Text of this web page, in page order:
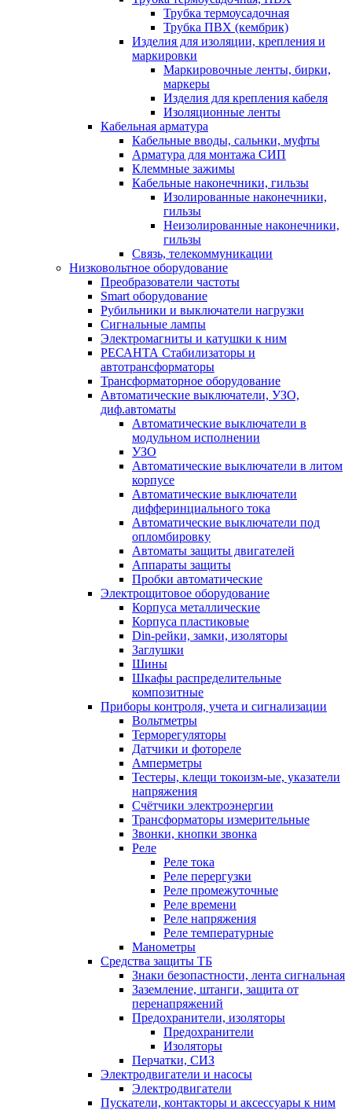
Трубка термоусадочная
Трубка ПВХ (кембрик)
Изделия для изоляции, крепления и
маркировки
Маркировочные ленты, бирки,
маркеры
Изделия для крепления кабеля
Изоляционные ленты
Кабельная арматура
Кабельные вводы, сальнки, муфты
Арматура для монтажа СИП
Клеммные зажимы
Кабельные наконечники, гильзы
Изолированные наконечники,
гильзы
Неизолированные наконечники,
гильзы
Связь, телекоммуникации
Низковольтное оборудование
Преобразователи частоты
Smart оборудование
Рубильники и выключатели нагрузки
Сигнальные лампы
Электромагниты и катушки к ним
РЕСАНТА Стабилизаторы и
автотрансформаторы
Трансформаторное оборудование
Автоматические выключатели, УЗО,
диф.автоматы
Автоматические выключатели в
модульном исполнении
УЗО
Автоматические выключатели в литом
корпусе
Автоматические выключатели
дифферинциального тока
Автоматические выключатели под
опломбировку
Автоматы защиты двигателей
Аппараты защиты
Пробки автоматические
Электрощитовое оборудование
Корпуса металлические
Корпуса пластиковые
Din-рейки, замки, изоляторы
Заглушки
Шины
Шкафы распределительные
композитные
Приборы контроля, учета и сигнализации
Вольтметры
Терморегуляторы
Датчики и фотореле
Амперметры
Тестеры, клещи токоизм-ые, указатели
напряжения
Счётчики электроэнергии
Трансформаторы измерительные
Звонки, кнопки звонка
Реле
Реле тока
Реле перергузки
Реле промежуточные
Реле времени
Реле напряжения
Реле температурные
Манометры
Средства защиты ТБ
Знаки безопастности, лента сигнальная
Заземление, штанги, защита от
перенапряжений
Предохранители, изоляторы
Предохранители
Изоляторы
Перчатки, СИЗ
Электродвигатели и насосы
Электродвигатели
Пускатели, контакторы и аксессуары к ним